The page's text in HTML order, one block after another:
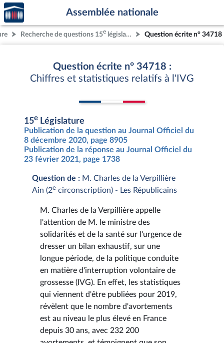
Aller au contenu
Aller en bas de la page
Accèder
à la
page
d'accueil
Assemblée nationale
Recherche de questions 15e législature Question écrite n° 34718
Question écrite n° 34718 :
Chiffres et statistiques relatifs à l'IVG
15e Législature
Publication de la question au Journal Officiel du
8 décembre 2020, page 8905
Publication de la réponse au Journal Officiel du
23 février 2021, page 1738
Question de : M. Charles de la Verpillière
Ain (2e circonscription) - Les Républicains
M. Charles de la Verpillière appelle
l'attention de M. le ministre des
solidarités et de la santé sur l'urgence de
dresser un bilan exhaustif, sur une
longue période, de la politique conduite
en matière d'interruption volontaire de
grossesse (IVG). En effet, les statistiques
qui viennent d'être publiées pour 2019,
révèlent que le nombre d'avortements
est au niveau le plus élevé en France
depuis 30 ans, avec 232 200